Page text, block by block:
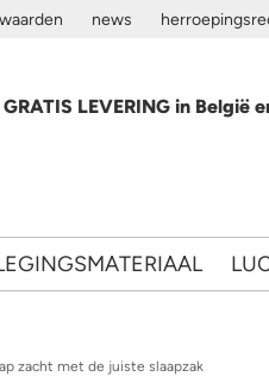
inhoud gaannews
GRATIS LEVERING in België
hier
zacht met de juiste slaapzak